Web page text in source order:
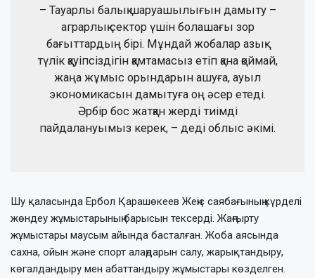
– Тауарлы балық шаруашылығын дамыту –
аграрлық сектор үшін болашағы зор
бағыттардың бірі. Мұндай жобалар азық-
түлік қауіпсіздігін қамтамасыз етіп қана қоймай,
жаңа жұмыс орындарын ашуға, ауыл
экономикасын дамытуға оң әсер етеді.
Әрбір бос жатқан жерді тиімді
пайдалануымыз керек, – деді облыс әкімі.
Шу қаласында Ербол Қарашөкеев Жеңіс саябағының күрделі
жөндеу жұмыстарының барысын тексерді. Жаңғырту
жұмыстары маусым айында басталған. Жоба аясында
сахна, ойын және спорт алаңдарын салу, жарықтандыру,
көгалдандыру мен абаттандыру жұмыстары көзделген.